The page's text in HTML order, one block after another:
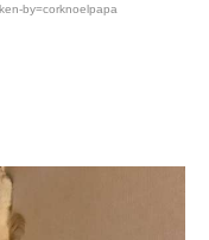
by=corknoelpapa